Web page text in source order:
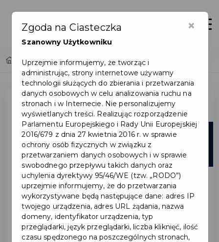
Home Lista aktualności
×
Zgoda na Ciasteczka
Szanowny Użytkowniku
Uprzejmie informujemy, że tworząc i
administrując, strony internetowe używamy
technologii służących do zbierania i przetwarzania
danych osobowych w celu analizowania ruchu na
stronach i w Internecie. Nie personalizujemy
wyświetlanych treści. Realizując rozporządzenie
Parlamentu Europejskiego i Rady Unii Europejskiej
2016/679 z dnia 27 kwietnia 2016 r. w sprawie
ochrony osób fizycznych w związku z
przetwarzaniem danych osobowych i w sprawie
swobodnego przepływu takich danych oraz
uchylenia dyrektywy 95/46/WE (tzw. „RODO”)
uprzejmie informujemy, że do przetwarzania
wykorzystywane będą następujące dane: adres IP
twojego urządzenia, adres URL żądania, nazwa
domeny, identyfikator urządzenia, typ
przeglądarki, język przeglądarki, liczba kliknięć, ilość
czasu spędzonego na poszczególnych stronach,